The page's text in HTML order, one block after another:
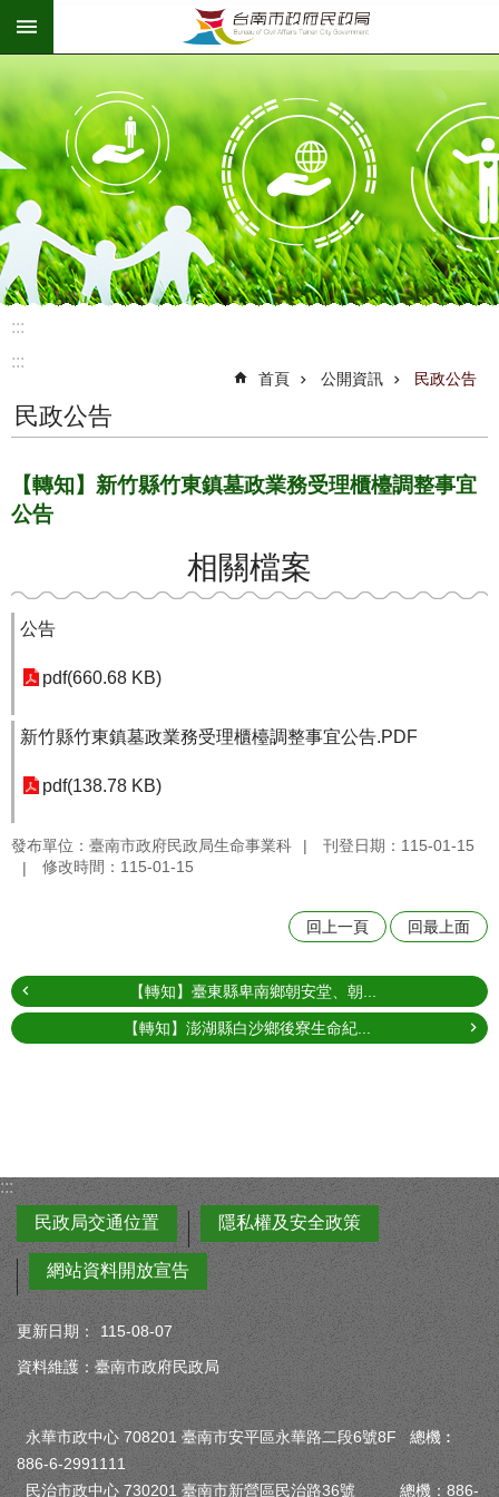
跳到主要內容區塊
:::
:::
首頁 公開資訊 民政公告
民政公告
【轉知】新竹縣竹東鎮墓政業務受理櫃檯調整事宜
公告
相關檔案
公告
pdf(660.68 KB)
新竹縣竹東鎮墓政業務受理櫃檯調整事宜公告.PDF
pdf(138.78 KB)
發布單位：臺南市政府民政局生命事業科
刊登日期：115-01-15
修改時間：115-01-15
回上一頁 回最上面
【轉知】臺東縣卑南鄉朝安堂、朝...
【轉知】澎湖縣白沙鄉後寮生命紀...
:::
民政局交通位置
隱私權及安全政策
網站資料開放宣告
更新日期：
115-08-07
資料維護：臺南市政府民政局
永華市政中心 708201 臺南市安平區永華路二段6號8F 總機︰
886-6-2991111
民治市政中心 730201 臺南市新營區民治路36號 總機：886-